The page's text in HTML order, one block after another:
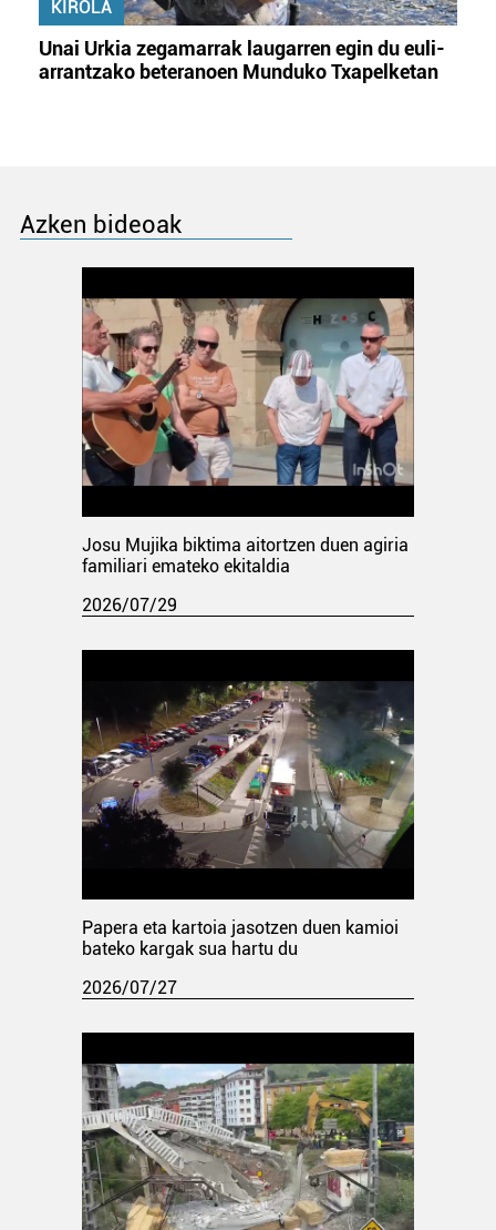
KIROLA
Unai Urkia zegamarrak laugarren egin du euli-
arrantzako beteranoen Munduko Txapelketan
Azken bideoak
Josu Mujika biktima aitortzen duen agiria
familiari emateko ekitaldia
2026/07/29
Papera eta kartoia jasotzen duen kamioi
bateko kargak sua hartu du
2026/07/27